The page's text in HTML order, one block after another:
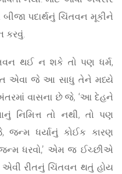
પદાર્થનું ચિંતવન મૂકીને
કરવું.
થઈ ન શકે તો પણ ધર્મ,
એવા જે આ સાધુ તેને મધ્યે
વાસના છે જે, ‘આ દેહને
નિમિત્ત તો નથી, તો પણ
ધર્યાનું કોઈક કારણ
ધરવો,’ એમ જ ઈચ્છીએ
રીતનું ચિંતવન થતું હોય